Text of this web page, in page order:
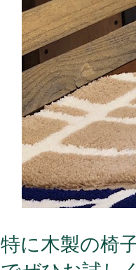
特に木製の椅